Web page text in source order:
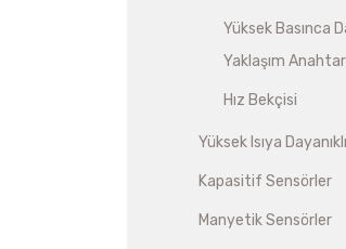
Yüksek Basınca
Yaklaşım
Hız Bekçisi
Yüksek Isıya
Kapasitif Sensörler
Manyetik Sensörler